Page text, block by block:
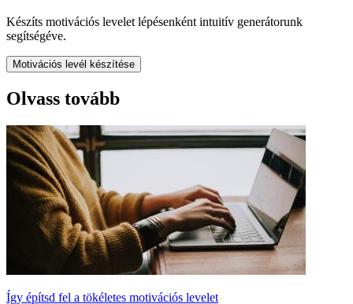
Készíts motivációs levelet lépésenként intuitív generátorunk
segítségéve.
Motivációs levél készítése
Olvass tovább
Így építsd fel a tökéletes motivációs levelet